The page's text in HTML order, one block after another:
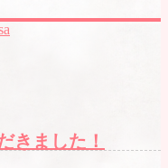
きました！